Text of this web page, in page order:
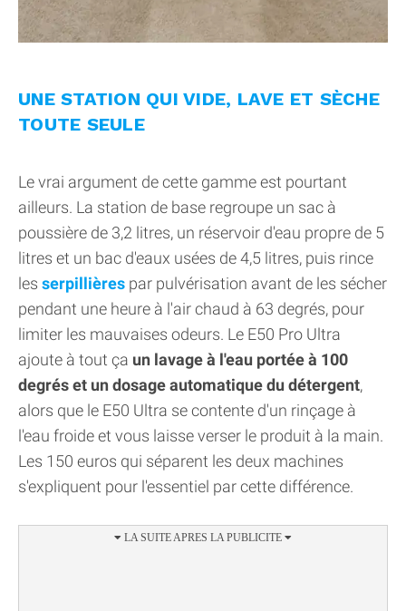
UNE STATION QUI VIDE, LAVE ET SÈCHE
TOUTE SEULE
Le vrai argument de cette gamme est pourtant
ailleurs. La station de base regroupe un sac à
poussière de 3,2 litres, un réservoir d'eau propre de 5
litres et un bac d'eaux usées de 4,5 litres, puis rince
les serpillières par pulvérisation avant de les sécher
pendant une heure à l'air chaud à 63 degrés, pour
limiter les mauvaises odeurs. Le E50 Pro Ultra
ajoute à tout ça un lavage à l'eau portée à 100
degrés et un dosage automatique du détergent,
alors que le E50 Ultra se contente d'un rinçage à
l'eau froide et vous laisse verser le produit à la main.
Les 150 euros qui séparent les deux machines
s'expliquent pour l'essentiel par cette différence.